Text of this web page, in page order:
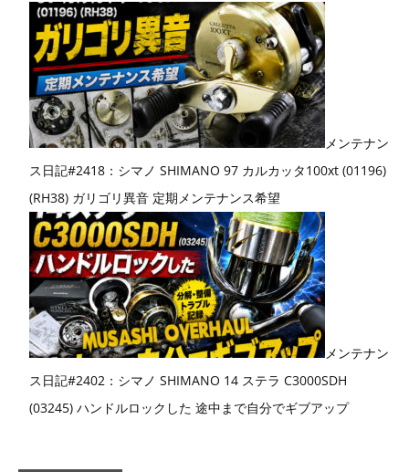
メンテナン
ス日記#2418：シマノ SHIMANO 97 カルカッタ100xt (01196)
(RH38) ガリゴリ異音 定期メンテナンス希望
メンテナン
ス日記#2402：シマノ SHIMANO 14 ステラ C3000SDH
(03245) ハンドルロックした 途中まで自分でギブアップ